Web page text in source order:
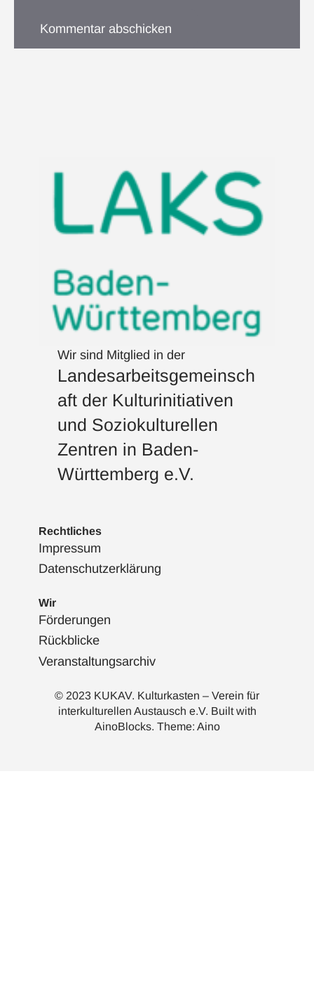
Wir sind Mitglied in der
Landesarbeitsgemeinsch
aft der Kulturinitiativen
und Soziokulturellen
Zentren in Baden-
Württemberg e.V.
Rechtliches
Impressum
Datenschutzerklärung
Wir
Förderungen
Rückblicke
Veranstaltungsarchiv
© 2023 KUKAV. Kulturkasten – Verein für
interkulturellen Austausch e.V. Built with
AinoBlocks. Theme: Aino